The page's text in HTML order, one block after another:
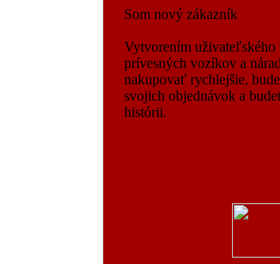
Som nový zákazník
Vytvorením uživateľského
prívesných vozíkov a
nakupovať rychlejšie,
svojich objednávok a
histórii.